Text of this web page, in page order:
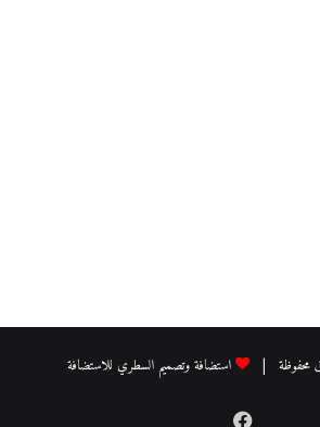
استضافة وتصميم السطري للاستضافة